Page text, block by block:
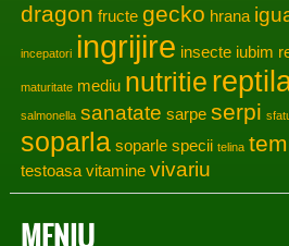
dragon fructe gecko hrana
incepatori ingrijire insecte iubim
maturitate mediu nutritie
salmonella sanatate sarpe serpi
soparla soparle specii telina
testoasa vitamine vivariu
MENIU